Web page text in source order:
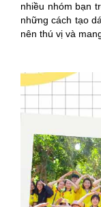
nhiều nhóm bạn
những cách tạo
nên thú vị và